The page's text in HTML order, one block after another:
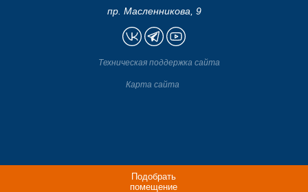
Подобрать
помещение
пр. Масленникова, 9
Техническая поддержка сайта
Карта сайта